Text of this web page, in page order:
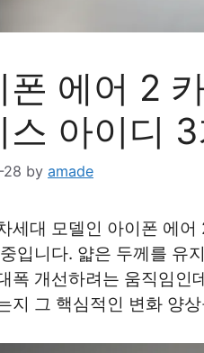
폰 에어 2
스 아이디
28 by amade
세대 모델인 아이폰 에
입니다. 얇은 두께를 유
폭 개선하려는 움직임인
지 그 핵심적인 변화 양